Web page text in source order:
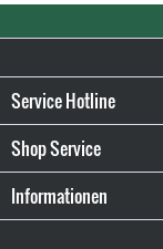
Service Hotline
Shop Service
Informationen